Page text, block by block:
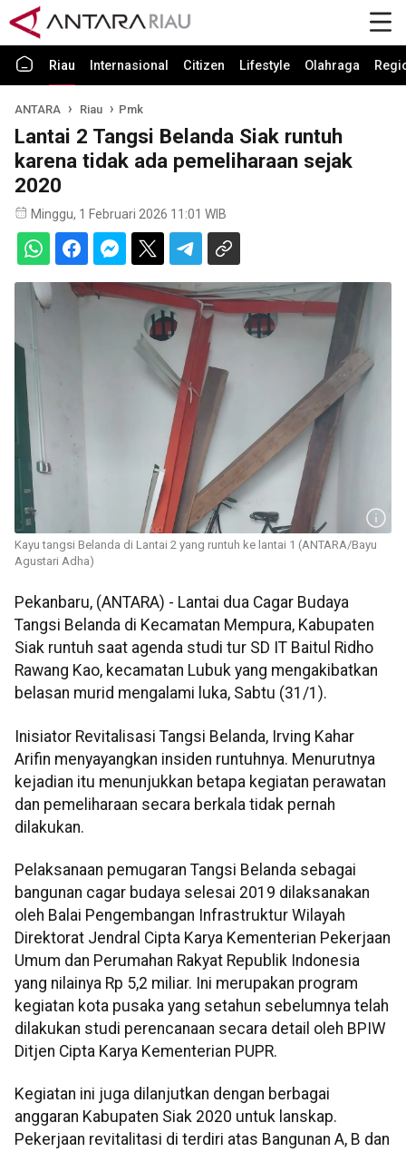
Riau Internasional Citizen Lifestyle Olahraga
ANTARA Riau Pmk
Lantai 2 Tangsi Belanda Siak runtuh
karena tidak ada pemeliharaan sejak
2020
Minggu, 1 Februari 2026 11:01 WIB
Kayu tangsi Belanda di Lantai 2 yang runtuh ke lantai 1 (ANTARA/Bayu
Agustari Adha)
Pekanbaru, (ANTARA) - Lantai dua Cagar Budaya
Tangsi Belanda di Kecamatan Mempura, Kabupaten
Siak runtuh saat agenda studi tur SD IT Baitul Ridho
Rawang Kao, kecamatan Lubuk yang mengakibatkan
belasan murid mengalami luka, Sabtu (31/1).
Inisiator Revitalisasi Tangsi Belanda, Irving Kahar
Arifin menyayangkan insiden runtuhnya. Menurutnya
kejadian itu menunjukkan betapa kegiatan perawatan
dan pemeliharaan secara berkala tidak pernah
dilakukan.
Pelaksanaan pemugaran Tangsi Belanda sebagai
bangunan cagar budaya selesai 2019 dilaksanakan
oleh Balai Pengembangan Infrastruktur Wilayah
Direktorat Jendral Cipta Karya Kementerian Pekerjaan
Umum dan Perumahan Rakyat Republik Indonesia
yang nilainya Rp 5,2 miliar. Ini merupakan program
kegiatan kota pusaka yang setahun sebelumnya telah
dilakukan studi perencanaan secara detail oleh BPIW
Ditjen Cipta Karya Kementerian PUPR.
Kegiatan ini juga dilanjutkan dengan berbagai
anggaran Kabupaten Siak 2020 untuk lanskap.
Pekerjaan revitalitasi di terdiri atas Bangunan A, B dan